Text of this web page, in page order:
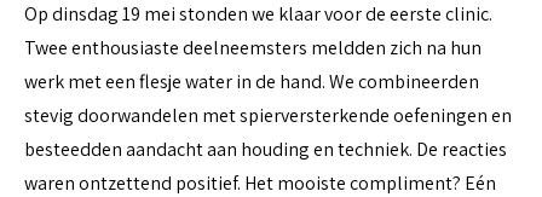
Op dinsdag 19 mei stonden we klaar voor de eerste clinic.
Twee enthousiaste deelneemsters meldden zich na hun
werk met een flesje water in de hand. We combineerden
stevig doorwandelen met spierversterkende oefeningen en
besteedden aandacht aan houding en techniek. De reacties
waren ontzettend positief. Het mooiste compliment? Eén